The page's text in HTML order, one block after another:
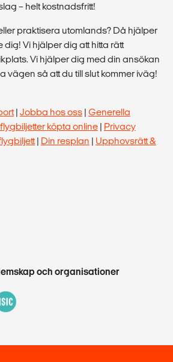
– helt kostnadsfritt!
praktisera utomlands? Då hjälper
Vi hjälper dig att hitta rätt
Vi hjälper dig med din ansökan
vägen så att du till slut kommer iväg!
| Jobba hos oss | Generella
köpta online | Privacy
| Din resplan | Upphovsrätt &
och organisationer